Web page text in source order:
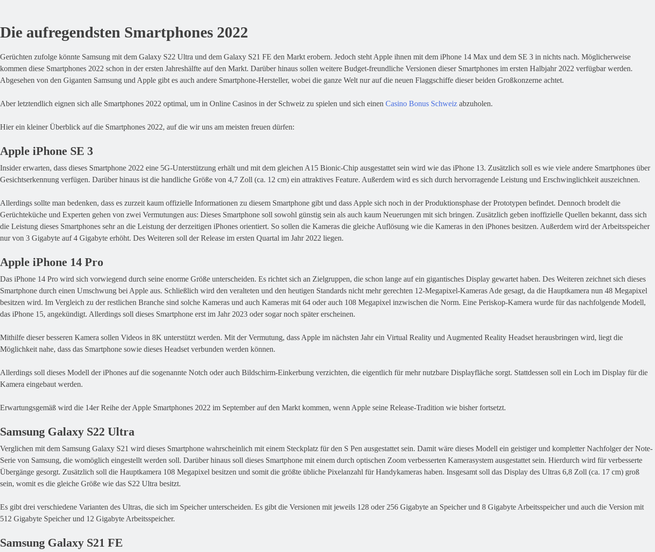
Die aufregendsten Smartphones 2022
Gerüchten zufolge könnte Samsung mit dem Galaxy S22 Ultra und dem Galaxy S21 FE den Markt erobern. Jedoch steht Apple ihnen mit dem iPhone 14 Max und dem SE 3 in nichts nach. Möglicherweise
kommen diese Smartphones 2022 schon in der ersten Jahreshälfte auf den Markt. Darüber hinaus sollen weitere Budget-freundliche Versionen dieser Smartphones im ersten Halbjahr 2022 verfügbar werden.
Abgesehen von den Giganten Samsung und Apple gibt es auch andere Smartphone-Hersteller, wobei die ganze Welt nur auf die neuen Flaggschiffe dieser beiden Großkonzerne achtet.
Aber letztendlich eignen sich alle Smartphones 2022 optimal, um in Online Casinos in der Schweiz zu spielen und sich einen Casino Bonus Schweiz abzuholen.
Hier ein kleiner Überblick auf die Smartphones 2022, auf die wir uns am meisten freuen dürfen:
Apple iPhone SE 3
Insider erwarten, dass dieses Smartphone 2022 eine 5G-Unterstützung erhält und mit dem gleichen A15 Bionic-Chip ausgestattet sein wird wie das iPhone 13. Zusätzlich soll es wie viele andere Smartphones über
Gesichtserkennung verfügen. Darüber hinaus ist die handliche Größe von 4,7 Zoll (ca. 12 cm) ein attraktives Feature. Außerdem wird es sich durch hervorragende Leistung und Erschwinglichkeit auszeichnen.
Allerdings sollte man bedenken, dass es zurzeit kaum offizielle Informationen zu diesem Smartphone gibt und dass Apple sich noch in der Produktionsphase der Prototypen befindet. Dennoch brodelt die
Gerüchteküche und Experten gehen von zwei Vermutungen aus: Dieses Smartphone soll sowohl günstig sein als auch kaum Neuerungen mit sich bringen. Zusätzlich geben inoffizielle Quellen bekannt, dass sich
die Leistung dieses Smartphones sehr an die Leistung der derzeitigen iPhones orientiert. So sollen die Kameras die gleiche Auflösung wie die Kameras in den iPhones besitzen. Außerdem wird der Arbeitsspeicher
nur von 3 Gigabyte auf 4 Gigabyte erhöht. Des Weiteren soll der Release im ersten Quartal im Jahr 2022 liegen.
Apple iPhone 14 Pro
Das iPhone 14 Pro wird sich vorwiegend durch seine enorme Größe unterscheiden. Es richtet sich an Zielgruppen, die schon lange auf ein gigantisches Display gewartet haben. Des Weiteren zeichnet sich dieses
Smartphone durch einen Umschwung bei Apple aus. Schließlich wird den veralteten und den heutigen Standards nicht mehr gerechten 12-Megapixel-Kameras Ade gesagt, da die Hauptkamera nun 48 Megapixel
besitzen wird. Im Vergleich zu der restlichen Branche sind solche Kameras und auch Kameras mit 64 oder auch 108 Megapixel inzwischen die Norm. Eine Periskop-Kamera wurde für das nachfolgende Modell,
das iPhone 15, angekündigt. Allerdings soll dieses Smartphone erst im Jahr 2023 oder sogar noch später erscheinen.
Mithilfe dieser besseren Kamera sollen Videos in 8K unterstützt werden. Mit der Vermutung, dass Apple im nächsten Jahr ein Virtual Reality und Augmented Reality Headset herausbringen wird, liegt die
Möglichkeit nahe, dass das Smartphone sowie dieses Headset verbunden werden können.
Allerdings soll dieses Modell der iPhones auf die sogenannte Notch oder auch Bildschirm-Einkerbung verzichten, die eigentlich für mehr nutzbare Displayfläche sorgt. Stattdessen soll ein Loch im Display für die
Kamera eingebaut werden.
Erwartungsgemäß wird die 14er Reihe der Apple Smartphones 2022 im September auf den Markt kommen, wenn Apple seine Release-Tradition wie bisher fortsetzt.
Samsung Galaxy S22 Ultra
Verglichen mit dem Samsung Galaxy S21 wird dieses Smartphone wahrscheinlich mit einem Steckplatz für den S Pen ausgestattet sein. Damit wäre dieses Modell ein geistiger und kompletter Nachfolger der Note-
Serie von Samsung, die womöglich eingestellt werden soll. Darüber hinaus soll dieses Smartphone mit einem durch optischen Zoom verbesserten Kamerasystem ausgestattet sein. Hierdurch wird für verbesserte
Übergänge gesorgt. Zusätzlich soll die Hauptkamera 108 Megapixel besitzen und somit die größte übliche Pixelanzahl für Handykameras haben. Insgesamt soll das Display des Ultras 6,8 Zoll (ca. 17 cm) groß
sein, womit es die gleiche Größe wie das S22 Ultra besitzt.
Es gibt drei verschiedene Varianten des Ultras, die sich im Speicher unterscheiden. Es gibt die Versionen mit jeweils 128 oder 256 Gigabyte an Speicher und 8 Gigabyte Arbeitsspeicher und auch die Version mit
512 Gigabyte Speicher und 12 Gigabyte Arbeitsspeicher.
Samsung Galaxy S21 FE